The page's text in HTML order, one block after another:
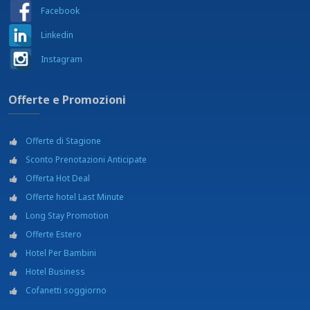
Asciugacapelli
Bottiglia di acqua minerale gratuita
Cassetta di sicurezza
Ferro e asse da stiro su richiesta
Internet Wi-Fi gratuito
NEI DINTORNI:
Beauty shop
Centro benessere
Centro commerciale - Area shopping
Cinema
Discoteca
Fermata Metropolitana - Torino Porta Nuova - 100 m
Giardino
Musei
Noleggio biciclette
Facebook
Linkedin
Instagram
Offerte e Promozioni
Offerte di Stagione
Sconto Prenotazioni Anticipate
Offerta Hot Deal
Offerte hotel Last Minute
Long Stay Promotion
Offerte Estero
Hotel Per Bambini
Hotel Business
Cofanetti soggiorno